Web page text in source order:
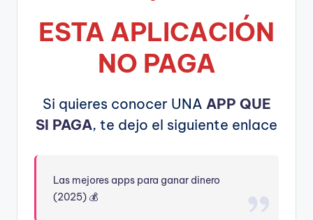
ESTA APLICACIÓN
NO PAGA
Si quieres conocer UNA APP QUE
SI PAGA, te dejo el siguiente enlace
Las mejores apps para ganar dinero
(2025) 💰